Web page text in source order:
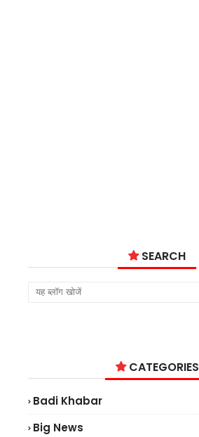
SEARCH
CATEGORIES
Badi Khabar
Big News